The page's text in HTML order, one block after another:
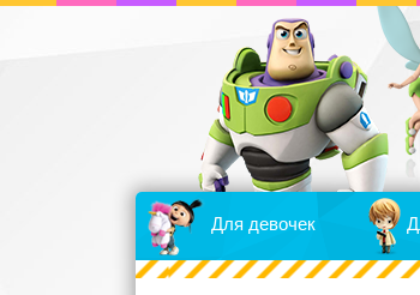
Для девочек